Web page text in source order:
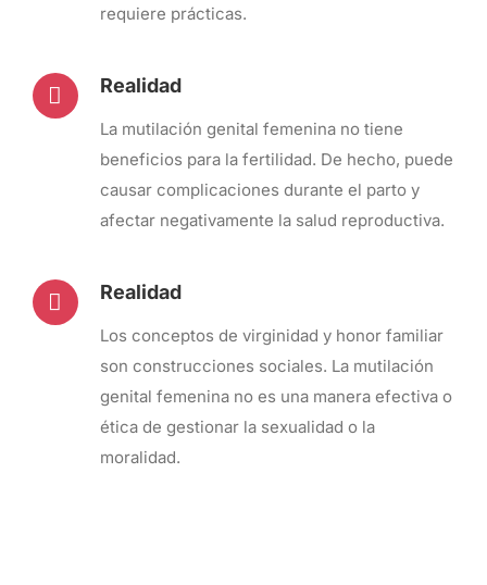
requiere prácticas.
Realidad
La mutilación genital femenina no tiene
beneficios para la fertilidad. De hecho, puede
causar complicaciones durante el parto y
afectar negativamente la salud reproductiva.
Realidad
Los conceptos de virginidad y honor familiar
son construcciones sociales. La mutilación
genital femenina no es una manera efectiva o
ética de gestionar la sexualidad o la
moralidad.